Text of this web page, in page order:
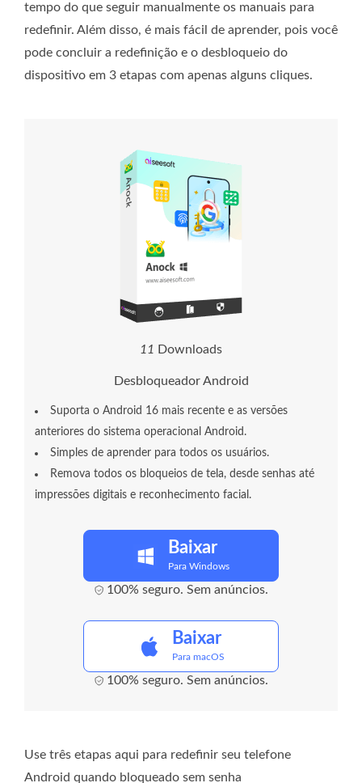
tempo do que seguir manualmente os manuais para
redefinir. Além disso, é mais fácil de aprender, pois você
pode concluir a redefinição e o desbloqueio do
dispositivo em 3 etapas com apenas alguns cliques.
12 Downloads
Desbloqueador Android
Suporta o Android 16 mais recente e as versões
anteriores do sistema operacional Android.
Simples de aprender para todos os usuários.
Remova todos os bloqueios de tela, desde senhas até
impressões digitais e reconhecimento facial.
Baixar
Para Windows
100% seguro. Sem anúncios.
Baixar
Para macOS
100% seguro. Sem anúncios.
Use três etapas aqui para redefinir seu telefone
Android quando bloqueado sem senha